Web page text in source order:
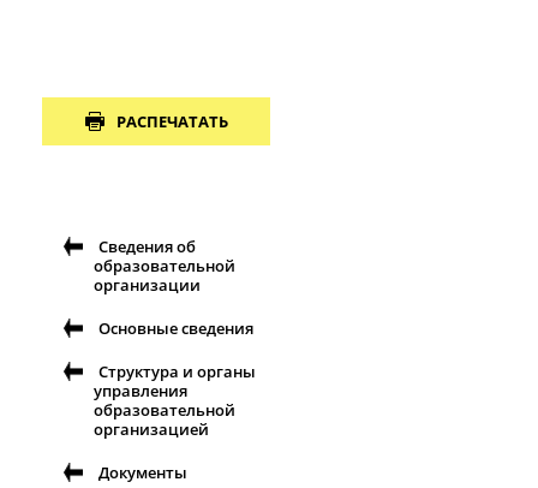
РАСПЕЧАТАТЬ
Сведения об
образовательной
организации
Основные сведения
Структура и органы
управления
образовательной
организацией
Документы